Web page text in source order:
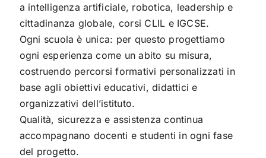
a intelligenza artificiale, robotica, leadership e
cittadinanza globale, corsi CLIL e IGCSE.
Ogni scuola è unica: per questo progettiamo
ogni esperienza come un abito su misura,
costruendo percorsi formativi personalizzati in
base agli obiettivi educativi, didattici e
organizzativi dell’istituto.
Qualità, sicurezza e assistenza continua
accompagnano docenti e studenti in ogni fase
del progetto.